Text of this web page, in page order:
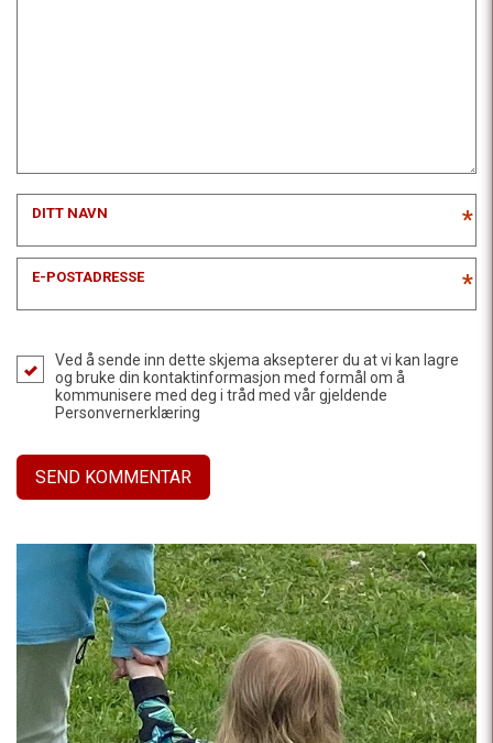
DITT NAVN *
E-POSTADRESSE *
Ved å sende inn dette skjema aksepterer du at vi kan lagre
og bruke din kontaktinformasjon med formål om å
kommunisere med deg i tråd med vår gjeldende
Personvernerklæring